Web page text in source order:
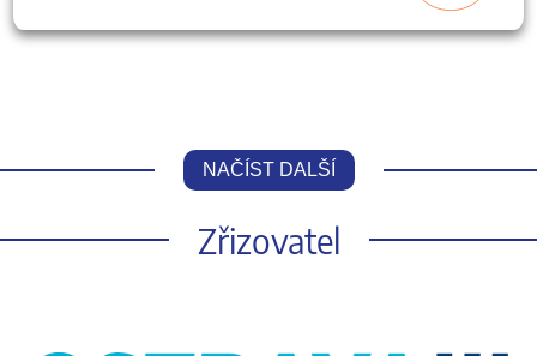
NAČÍST DALŠÍ
Zřizovatel